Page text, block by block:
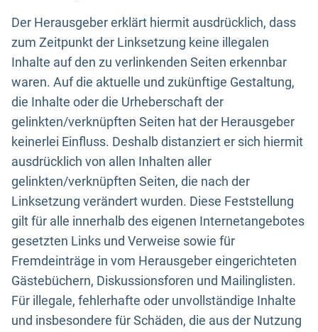
Der Herausgeber erklärt hiermit ausdrücklich, dass
zum Zeitpunkt der Linksetzung keine illegalen
Inhalte auf den zu verlinkenden Seiten erkennbar
waren. Auf die aktuelle und zukünftige Gestaltung,
die Inhalte oder die Urheberschaft der
gelinkten/verknüpften Seiten hat der Herausgeber
keinerlei Einfluss. Deshalb distanziert er sich hiermit
ausdrücklich von allen Inhalten aller
gelinkten/verknüpften Seiten, die nach der
Linksetzung verändert wurden. Diese Feststellung
gilt für alle innerhalb des eigenen Internetangebotes
gesetzten Links und Verweise sowie für
Fremdeinträge in vom Herausgeber eingerichteten
Gästebüchern, Diskussionsforen und Mailinglisten.
Für illegale, fehlerhafte oder unvollständige Inhalte
und insbesondere für Schäden, die aus der Nutzung